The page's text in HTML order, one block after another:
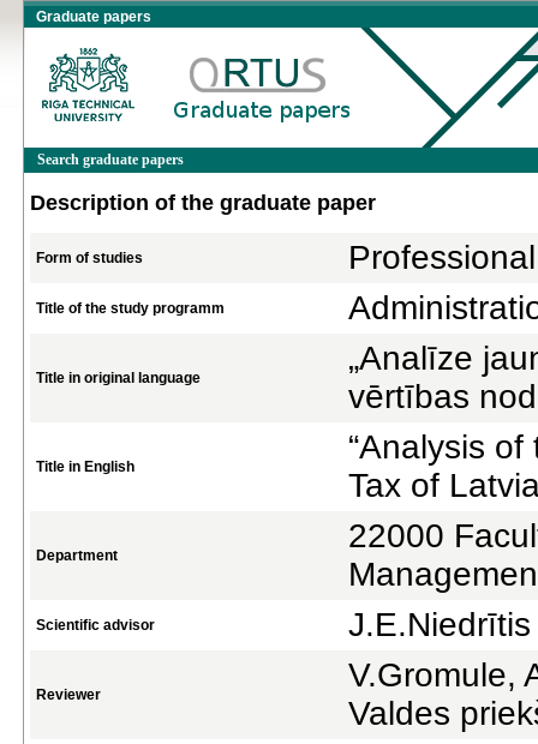
Graduate papers
Search graduate papers
Description of the graduate paper
Form of studies
Title of the study programm
Title in original language
„Analīze
vērtības
Title in English
“Analysis
Tax of
Department
22000
Scientific advisor J.E.Niedrītis
Reviewer
V.Gromule,
Valdes